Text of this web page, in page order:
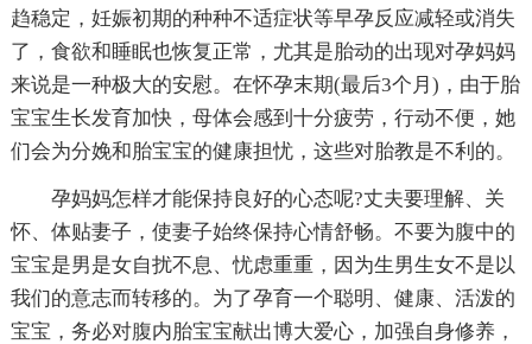
趋稳定，妊娠初期的种种不适症状等早孕反应减轻或消失
了，食欲和睡眠也恢复正常，尤其是胎动的出现对孕妈妈
来说是一种极大的安慰。在怀孕末期(最后3个月)，由于胎
宝宝生长发育加快，母体会感到十分疲劳，行动不便，她
们会为分娩和胎宝宝的健康担忧，这些对胎教是不利的。
孕妈妈怎样才能保持良好的心态呢?丈夫要理解、关
怀、体贴妻子，使妻子始终保持心情舒畅。不要为腹中的
宝宝是男是女自扰不息、忧虑重重，因为生男生女不是以
我们的意志而转移的。为了孕育一个聪明、健康、活泼的
宝宝，务必对腹内胎宝宝献出博大爱心，加强自身修养，